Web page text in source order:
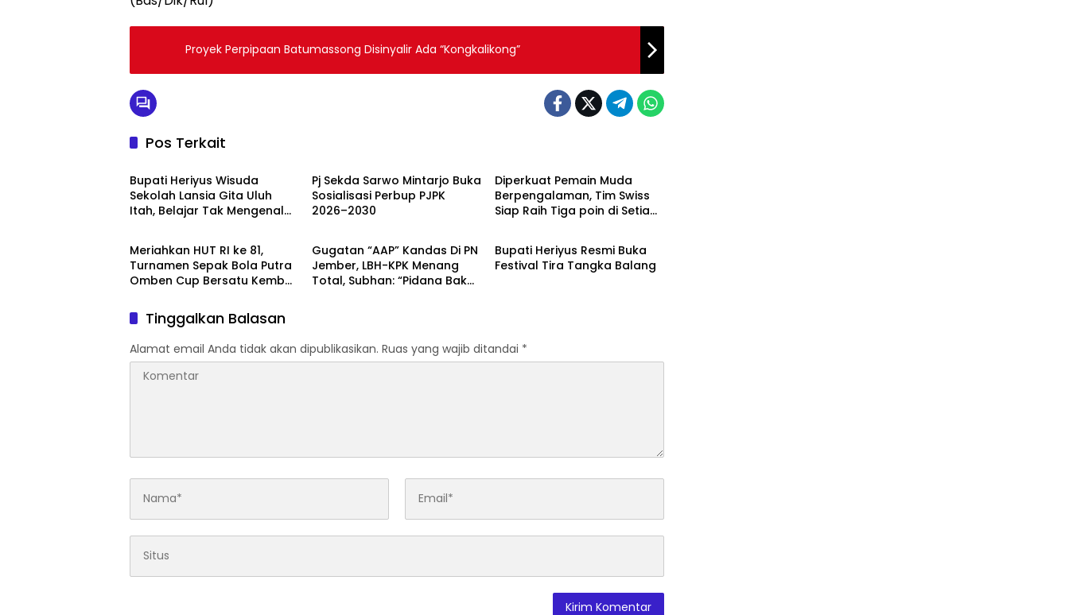
Proyek Perpipaan Batumassong Disinyalir Ada “Kongkalikong”
Pos Terkait
Berita
Bupati Heriyus Wisuda
Sekolah Lansia Gita Uluh
Itah, Belajar Tak Mengenal
Pj Sekda Sarwo Mintarjo Buka
Sosialisasi Perbup PJPK
2026–2030
Diperkuat Pemain Muda
Berpengalaman, Tim Swiss
Siap Raih Tiga poin di Setiap
Sepakbola
Meriahkan HUT RI ke 81,
Turnamen Sepak Bola Putra
Omben Cup Bersatu Kembali
Berita
Gugatan “AAP” Kandas Di PN
Jember, LBH-KPK Menang
Total, Subhan: “Pidana Bakal
Berita
Bupati Heriyus Resmi Buka
Festival Tira Tangka Balang
Tinggalkan Balasan
Alamat email Anda tidak akan dipublikasikan. Ruas yang wajib ditandai *